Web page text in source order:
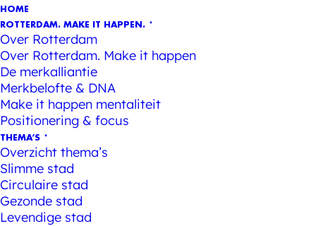
HOME
ROTTERDAM. MAKE IT HAPPEN.
Over Rotterdam
Over Rotterdam. Make it happen
De merkalliantie
Merkbelofte & DNA
Make it happen mentaliteit
Positionering & focus
THEMA’S
Overzicht thema’s
Slimme stad
Circulaire stad
Gezonde stad
Levendige stad